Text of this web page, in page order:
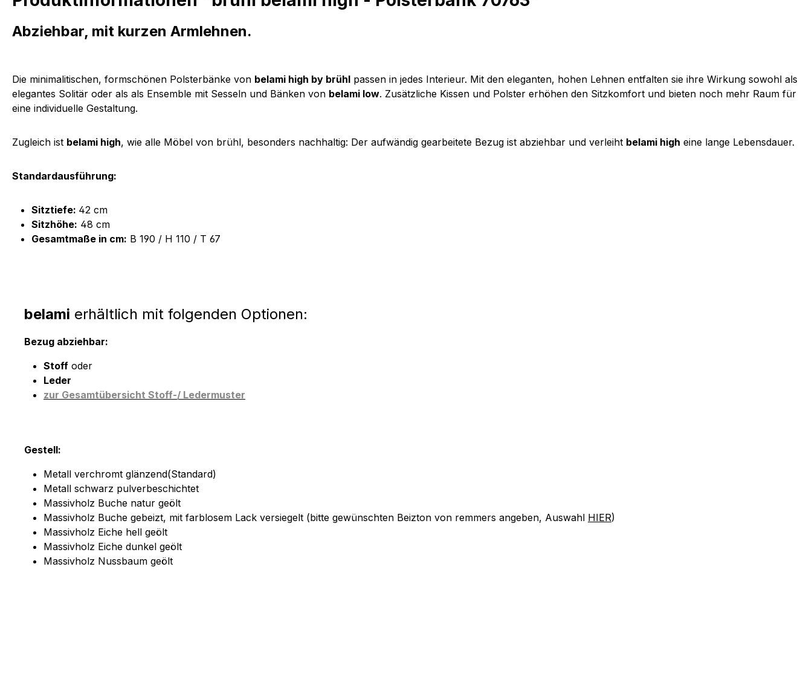
Abziehbar, mit kurzen Armlehnen.
Die minimalitischen, formschönen Polsterbänke von belami high by brühl passen in jedes Interieur. Mit den eleganten, hohen Lehnen entfalten sie ihre Wirkung sowohl als
elegantes Solitär oder als als Ensemble mit Sesseln und Bänken von belami low. Zusätzliche Kissen und Polster erhöhen den Sitzkomfort und bieten noch mehr Raum für
eine individuelle Gestaltung.
Zugleich ist belami high, wie alle Möbel von brühl, besonders nachhaltig: Der aufwändig gearbeitete Bezug ist abziehbar und verleiht belami high eine lange Lebensdauer.
Standardausführung:
Sitztiefe: 42 cm
Sitzhöhe: 48 cm
Gesamtmaße in cm: B 190 / H 110 / T 67
belami erhältlich mit folgenden Optionen:
Bezug abziehbar:
Stoff oder
Leder
zur Gesamtübersicht Stoff-/ Ledermuster
Gestell:
Metall verchromt glänzend(Standard)
Metall schwarz pulverbeschichtet
Massivholz Buche natur geölt
Massivholz Buche gebeizt, mit farblosem Lack versiegelt (bitte gewünschten Beizton von remmers angeben, Auswahl HIER)
Massivholz Eiche hell geölt
Massivholz Eiche dunkel geölt
Massivholz Nussbaum geölt